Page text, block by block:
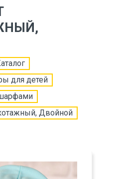
для детей
Двойной